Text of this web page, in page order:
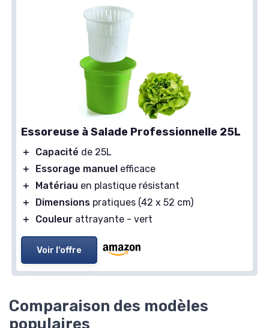
Essoreuse à Salade Professionnelle 25L
＋ Capacité de 25L
＋
Essorage manuel efficace
＋
Matériau en plastique résistant
＋
Dimensions pratiques (42 x 52 cm)
＋
Couleur attrayante - vert
Voir l'offre
Comparaison des modèles
populaires